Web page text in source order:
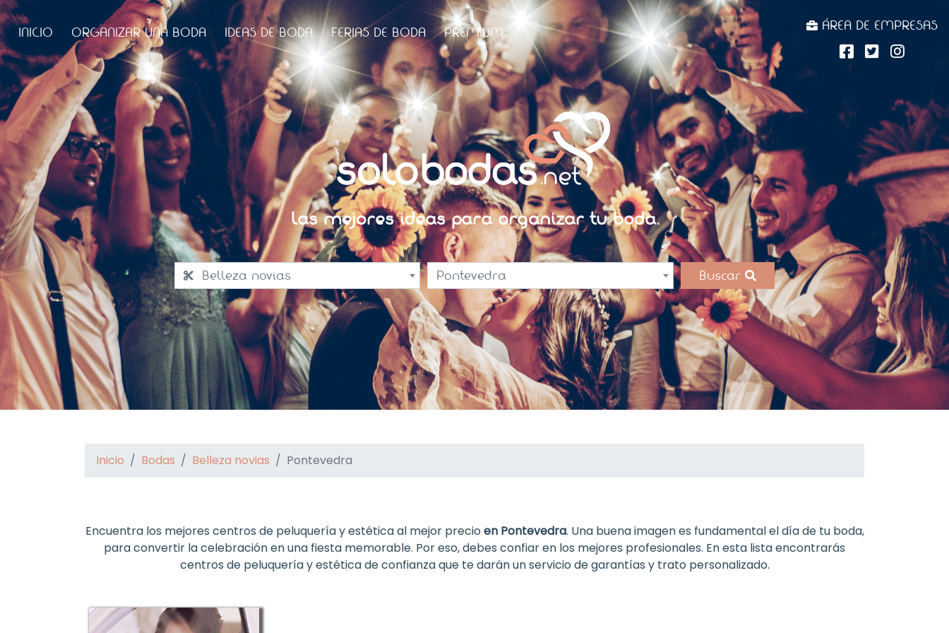
INICIO ORGANIZAR UNA BODA IDEAS DE BODA FERIAS DE BODA PREMIUM ÁREA DE EMPRESAS
Las mejores ideas para organizar tu boda.
Belleza novias Pontevedra Buscar
Inicio Bodas Belleza novias Pontevedra
Encuentra los mejores centros de peluquería y estética al mejor precio en Pontevedra. Una buena imagen es fundamental el día de tu boda,
para convertir la celebración en una fiesta memorable. Por eso, debes confiar en los mejores profesionales. En esta lista encontrarás
centros de peluquería y estética de confianza que te darán un servicio de garantías y trato personalizado.